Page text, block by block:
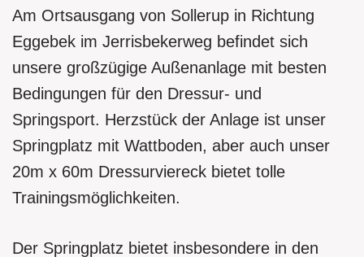
Am Ortsausgang von Sollerup in Richtung
Eggebek im Jerrisbekerweg befindet sich
unsere großzügige Außenanlage mit besten
Bedingungen für den Dressur- und
Springsport. Herzstück der Anlage ist unser
Springplatz mit Wattboden, aber auch unser
20m x 60m Dressurviereck bietet tolle
Trainingsmöglichkeiten.
Der Springplatz bietet insbesondere in den